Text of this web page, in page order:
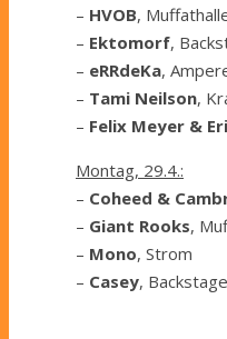
– HVOB,
– Ektomorf,
– eRRdeKa,
– Tami Neilson,
– Felix Meyer &
Montag, 29.4.:
– Coheed &
– Giant Rooks,
– Mono, Strom
– Casey,